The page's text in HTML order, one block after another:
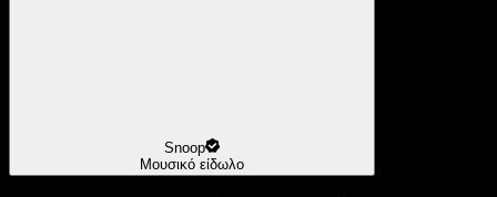
Snoop
Μουσικό είδωλο